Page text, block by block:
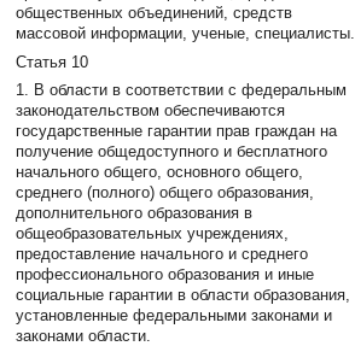
общественных объединений, средств
массовой информации, ученые, специалисты.
Статья 10
1. В области в соответствии с федеральным
законодательством обеспечиваются
государственные гарантии прав граждан на
получение общедоступного и бесплатного
начального общего, основного общего,
среднего (полного) общего образования,
дополнительного образования в
общеобразовательных учреждениях,
предоставление начального и среднего
профессионального образования и иные
социальные гарантии в области образования,
установленные федеральными законами и
законами области.